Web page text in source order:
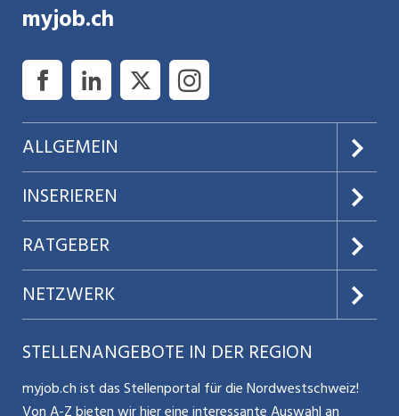
myjob.ch
ALLGEMEIN
Über uns
AGB
Datenschutz
Nutzungsbedingungen
Glossar
Kontakt
INSERIEREN
Preise & Leistungen
Jobs verwalten
Benutzermanual
Bewerber-Cockpit
RATGEBER
Teilzeit / Flexible Arbeitsmodelle
NETZWERK
Aargauerzeitung.ch
CH Media
STELLENANGEBOTE IN DER REGION
myjob.ch ist das Stellenportal für die Nordwestschweiz!